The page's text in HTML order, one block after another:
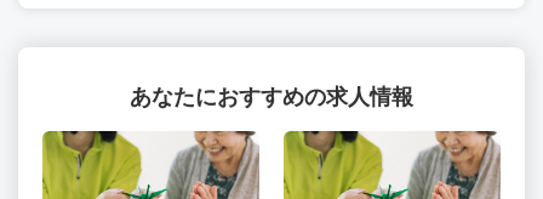
あなたにおすすめの求人情報